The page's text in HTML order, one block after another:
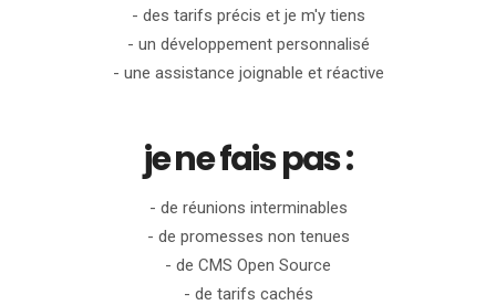
- des tarifs précis et je m'y tiens
- un développement personnalisé
- une assistance joignable et réactive
je ne fais pas :
- de réunions interminables
- de promesses non tenues
- de CMS Open Source
- de tarifs cachés